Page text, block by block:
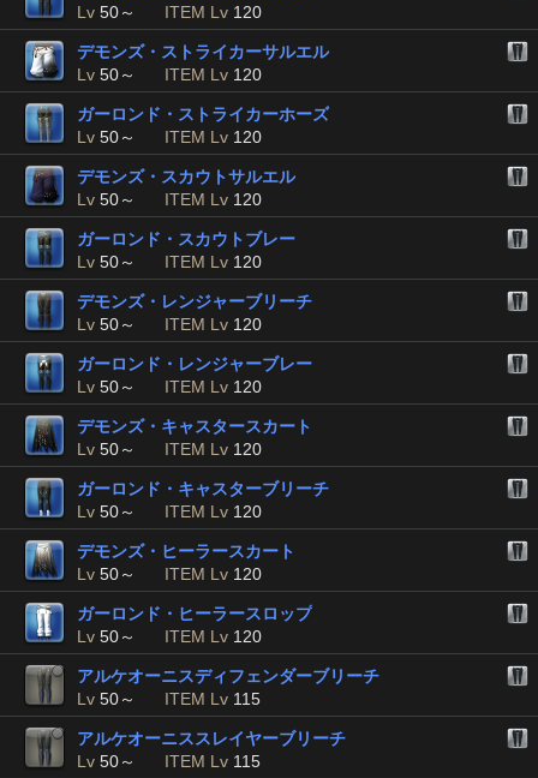
Lv 50～ ITEM Lv 120
デモンズ・ストライカーサルエル
Lv 50～ ITEM Lv 120
ガーロンド・ストライカーホーズ
Lv 50～ ITEM Lv 120
デモンズ・スカウトサルエル
Lv 50～ ITEM Lv 120
ガーロンド・スカウトブレー
Lv 50～ ITEM Lv 120
デモンズ・レンジャーブリーチ
Lv 50～ ITEM Lv 120
ガーロンド・レンジャーブレー
Lv 50～ ITEM Lv 120
デモンズ・キャスタースカート
Lv 50～ ITEM Lv 120
ガーロンド・キャスターブリーチ
Lv 50～ ITEM Lv 120
デモンズ・ヒーラースカート
Lv 50～ ITEM Lv 120
ガーロンド・ヒーラースロップ
Lv 50～ ITEM Lv 120
アルケオーニスディフェンダーブリーチ
Lv 50～ ITEM Lv 115
アルケオーニススレイヤーブリーチ
Lv 50～ ITEM Lv 115